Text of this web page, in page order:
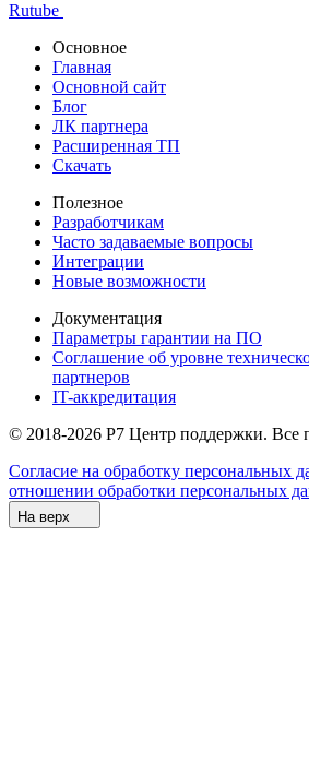
Rutube
Основное
Главная
Основной сайт
Блог
ЛК партнера
Расширенная ТП
Скачать
Полезное
Разработчикам
Часто задаваемые вопросы
Интеграции
Новые возможности
Документация
Параметры гарантии на ПО
Соглашение об уровне
партнеров
IT-аккредитация
© 2018-2026 Р7 Центр поддержки. Все
Согласие на обработку персональных
отношении обработки персональных
На верх